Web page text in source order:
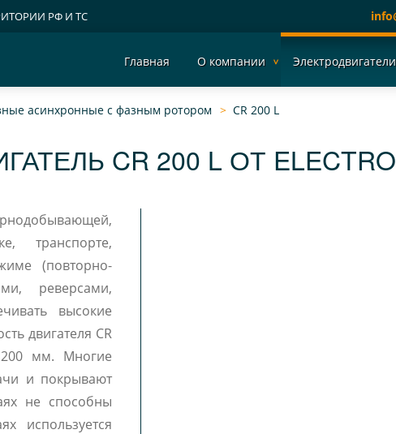
РФ И ТС
Главная О компании Электродвигатели
асинхронные c фазным ротором CR 200 L
CR 200 L ОТ
транспорте,
реверсами,
высокие
двигателя CR
мм. Многие
не способны
используется